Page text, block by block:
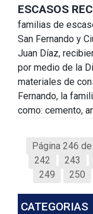
ESCASOS
familias de
San Fernando y
Juan Díaz,
por medio de la
materiales de
Fernando, la
como: cemento,
Página 246
242
243
249
250
CATEGORIAS